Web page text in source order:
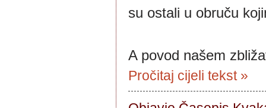
su ostali u obruču
A povod našem
Pročitaj cijeli tekst »